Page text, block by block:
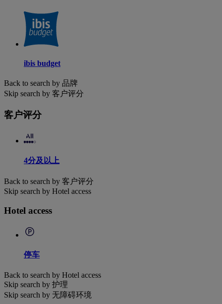
ibis budget
Back to search by 品牌
Skip search by 客户评分
客户评分
4分及以上
Back to search by 客户评分
Skip search by Hotel access
Hotel access
停车
Back to search by Hotel access
Skip search by 护理
Skip search by 无障碍环境